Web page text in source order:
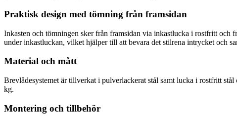
Praktisk design med tömning från framsidan
Inkasten och tömningen sker från framsidan via inkastlucka i rostfritt och
under inkastluckan, vilket hjälper till att bevara det stilrena intrycket och
Material och mått
Brevlådesystemet är tillverkat i pulverlackerat stål samt lucka i rostfritt
kg.
Montering och tillbehör